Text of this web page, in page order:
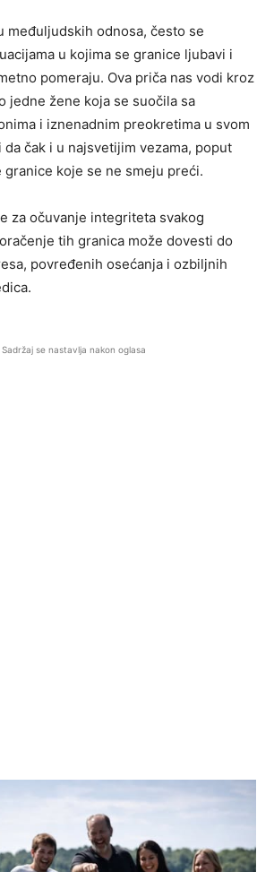
međuljudskih odnosa, često se
u kojima se granice ljubavi i
pomeraju. Ova priča nas vodi kroz
jedne žene koja se suočila sa
i iznenadnim preokretima u svom
čak i u najsvetijim vezama, poput
koje se ne smeju preći.
za očuvanje integriteta svakog
tih granica može dovesti do
povređenih osećanja i ozbiljnih
Sadržaj se nastavlja nakon oglasa